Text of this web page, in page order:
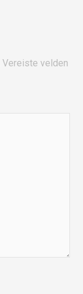
Vereiste velden